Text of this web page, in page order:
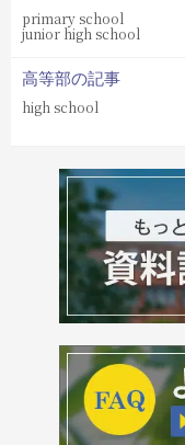
primary school
junior high school
高等部の記事
high school